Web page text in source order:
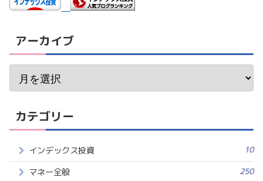
アーカイブ
カテゴリー
インデックス投資 10
マネー全般 250